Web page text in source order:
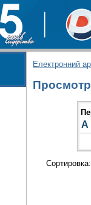
Електронний
А
Сортировка: